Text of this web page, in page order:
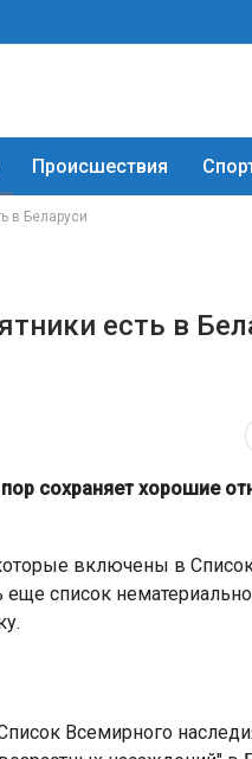
Происшествия
в Беларуси
есть в
сохраняет хорошие
включены в
список
Всемирного